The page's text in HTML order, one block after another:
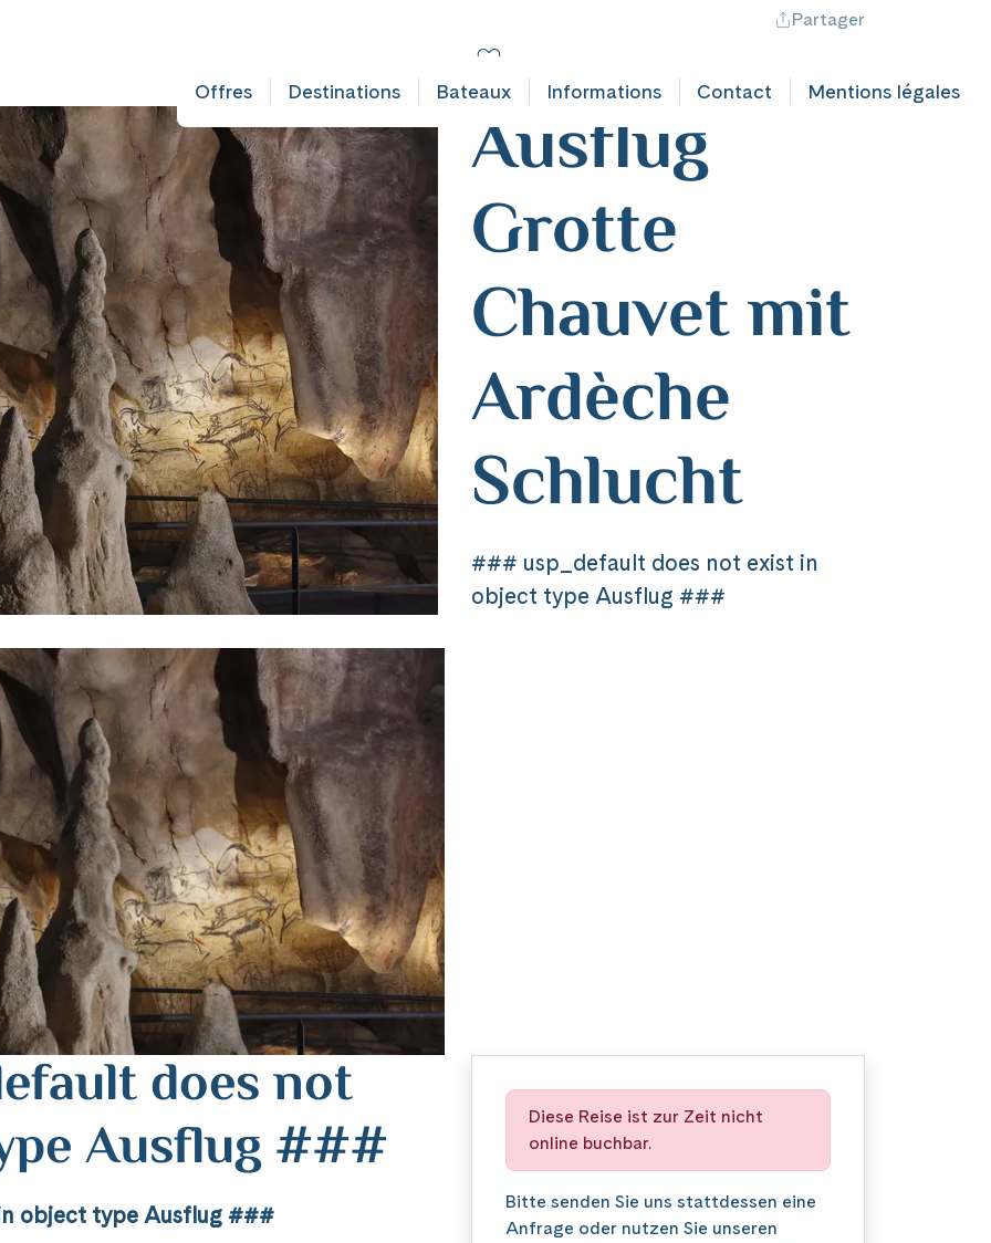
Offres Destinations Bateaux Informations Contact Mentions légales
Partager
Frankreich
Ausflug
Grotte
Chauvet mit
Ardèche
Schlucht
### usp_default does not exist in
object type Ausflug ###
does not
Ausflug ###
object type Ausflug ###
Diese Reise ist zur Zeit nicht
online buchbar.
Bitte senden Sie uns stattdessen eine
Anfrage oder nutzen Sie unseren